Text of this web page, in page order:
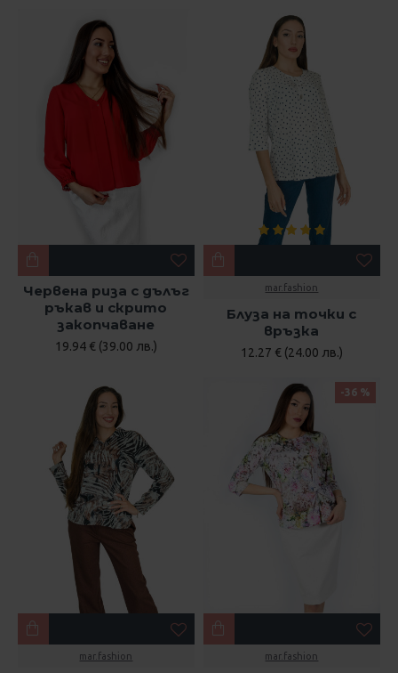
Червена риза с дълъг
ръкав и скрито
закопчаване
19.94 € (39.00 лв.)
mar.fashion
Блуза на точки с
връзка
12.27 € (24.00 лв.)
mar.fashion
-36 %
mar.fashion